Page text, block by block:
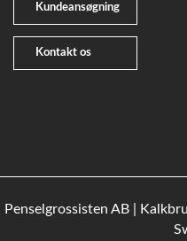
Kontakt os
Kundeansøgning
Penselgrossisten AB |